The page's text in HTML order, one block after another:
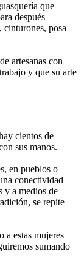
que
después
cinturones, posa
artesanas con
y que su arte
cientos de
sus manos.
en pueblos o
conectividad
y a medios de
se repite
a estas mujeres
sumando